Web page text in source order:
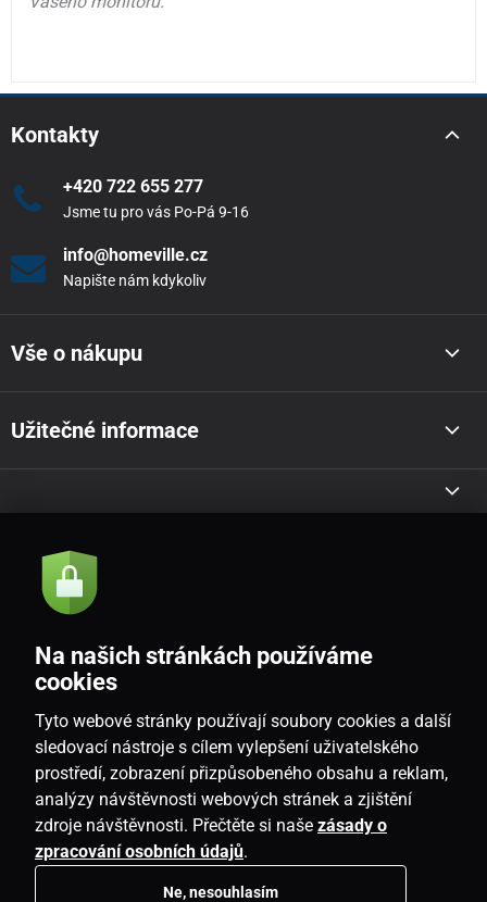
Kontakty
+420 722 655 277
Jsme tu pro vás Po-Pá 9-16
info@homeville.cz
Napište nám kdykoliv
Vše o nákupu
Užitečné informace
Akce a novinky e-mailem
Souhlasím sezásadami zpracování osobních údajů
CZ
Na našich stránkách používáme
cookies
Tyto webové stránky používají soubory cookies a další
sledovací nástroje s cílem vylepšení uživatelského
prostředí, zobrazení přizpůsobeného obsahu a reklam,
analýzy návštěvnosti webových stránek a zjištění
zdroje návštěvnosti. Přečtěte si naše zásady o
zpracování osobních údajů.
Ne, nesouhlasím